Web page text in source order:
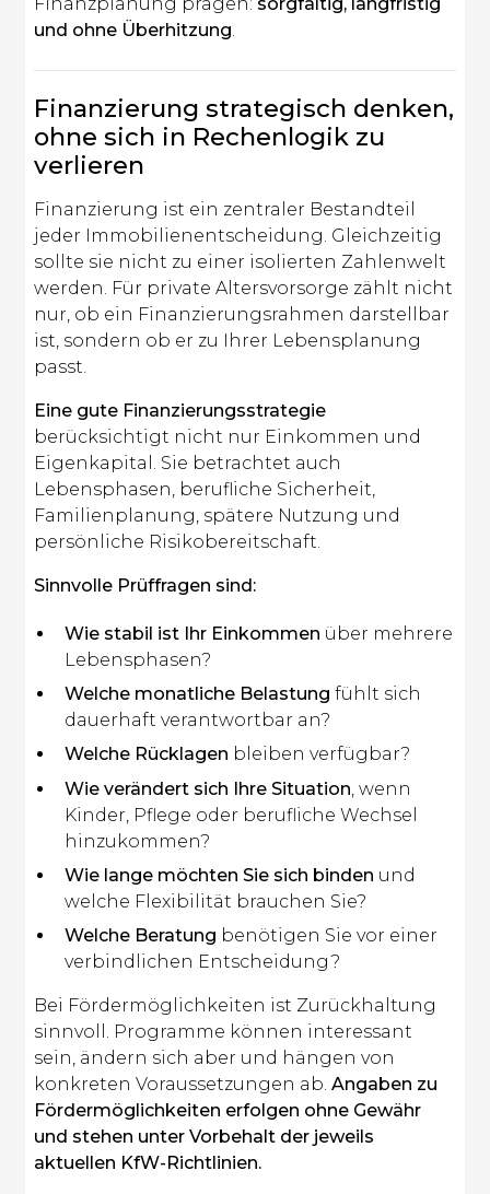
und ohne Überhitzung.
Finanzierung strategisch denken,
ohne sich in Rechenlogik zu
verlieren
Finanzierung ist ein zentraler Bestandteil
jeder Immobilienentscheidung. Gleichzeitig
sollte sie nicht zu einer isolierten Zahlenwelt
werden. Für private Altersvorsorge zählt nicht
nur, ob ein Finanzierungsrahmen darstellbar
ist, sondern ob er zu Ihrer Lebensplanung
passt.
Eine gute Finanzierungsstrategie
berücksichtigt nicht nur Einkommen und
Eigenkapital. Sie betrachtet auch
Lebensphasen, berufliche Sicherheit,
Familienplanung, spätere Nutzung und
persönliche Risikobereitschaft.
Sinnvolle Prüffragen sind:
Wie stabil ist Ihr Einkommen über mehrere
Lebensphasen?
Welche monatliche Belastung fühlt sich
dauerhaft verantwortbar an?
Welche Rücklagen bleiben verfügbar?
Wie verändert sich Ihre Situation , wenn
Kinder, Pflege oder berufliche Wechsel
hinzukommen?
Wie lange möchten Sie sich binden und
welche Flexibilität brauchen Sie?
Welche Beratung benötigen Sie vor einer
verbindlichen Entscheidung?
Bei Fördermöglichkeiten ist Zurückhaltung
sinnvoll. Programme können interessant
sein, ändern sich aber und hängen von
konkreten Voraussetzungen ab.Angaben zu
Fördermöglichkeiten erfolgen ohne Gewähr
und stehen unter Vorbehalt der jeweils
aktuellen KfW-Richtlinien.